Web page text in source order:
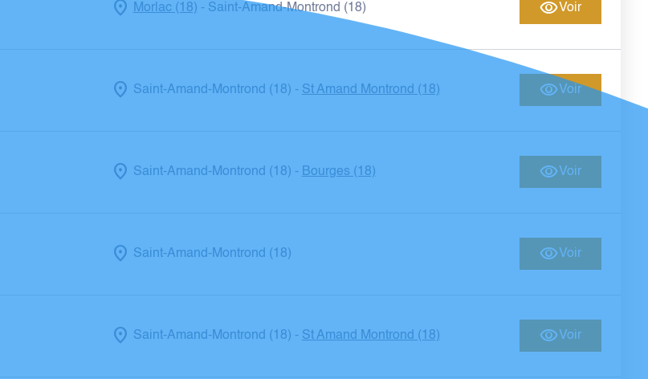
Morlac (18) - Saint-Amand-Montrond (18) Voir
Saint-Amand-Montrond (18) - St Amand Montrond (18) Voir
Saint-Amand-Montrond (18) - Bourges (18) Voir
Saint-Amand-Montrond (18) Voir
Saint-Amand-Montrond (18) - St Amand Montrond (18) Voir